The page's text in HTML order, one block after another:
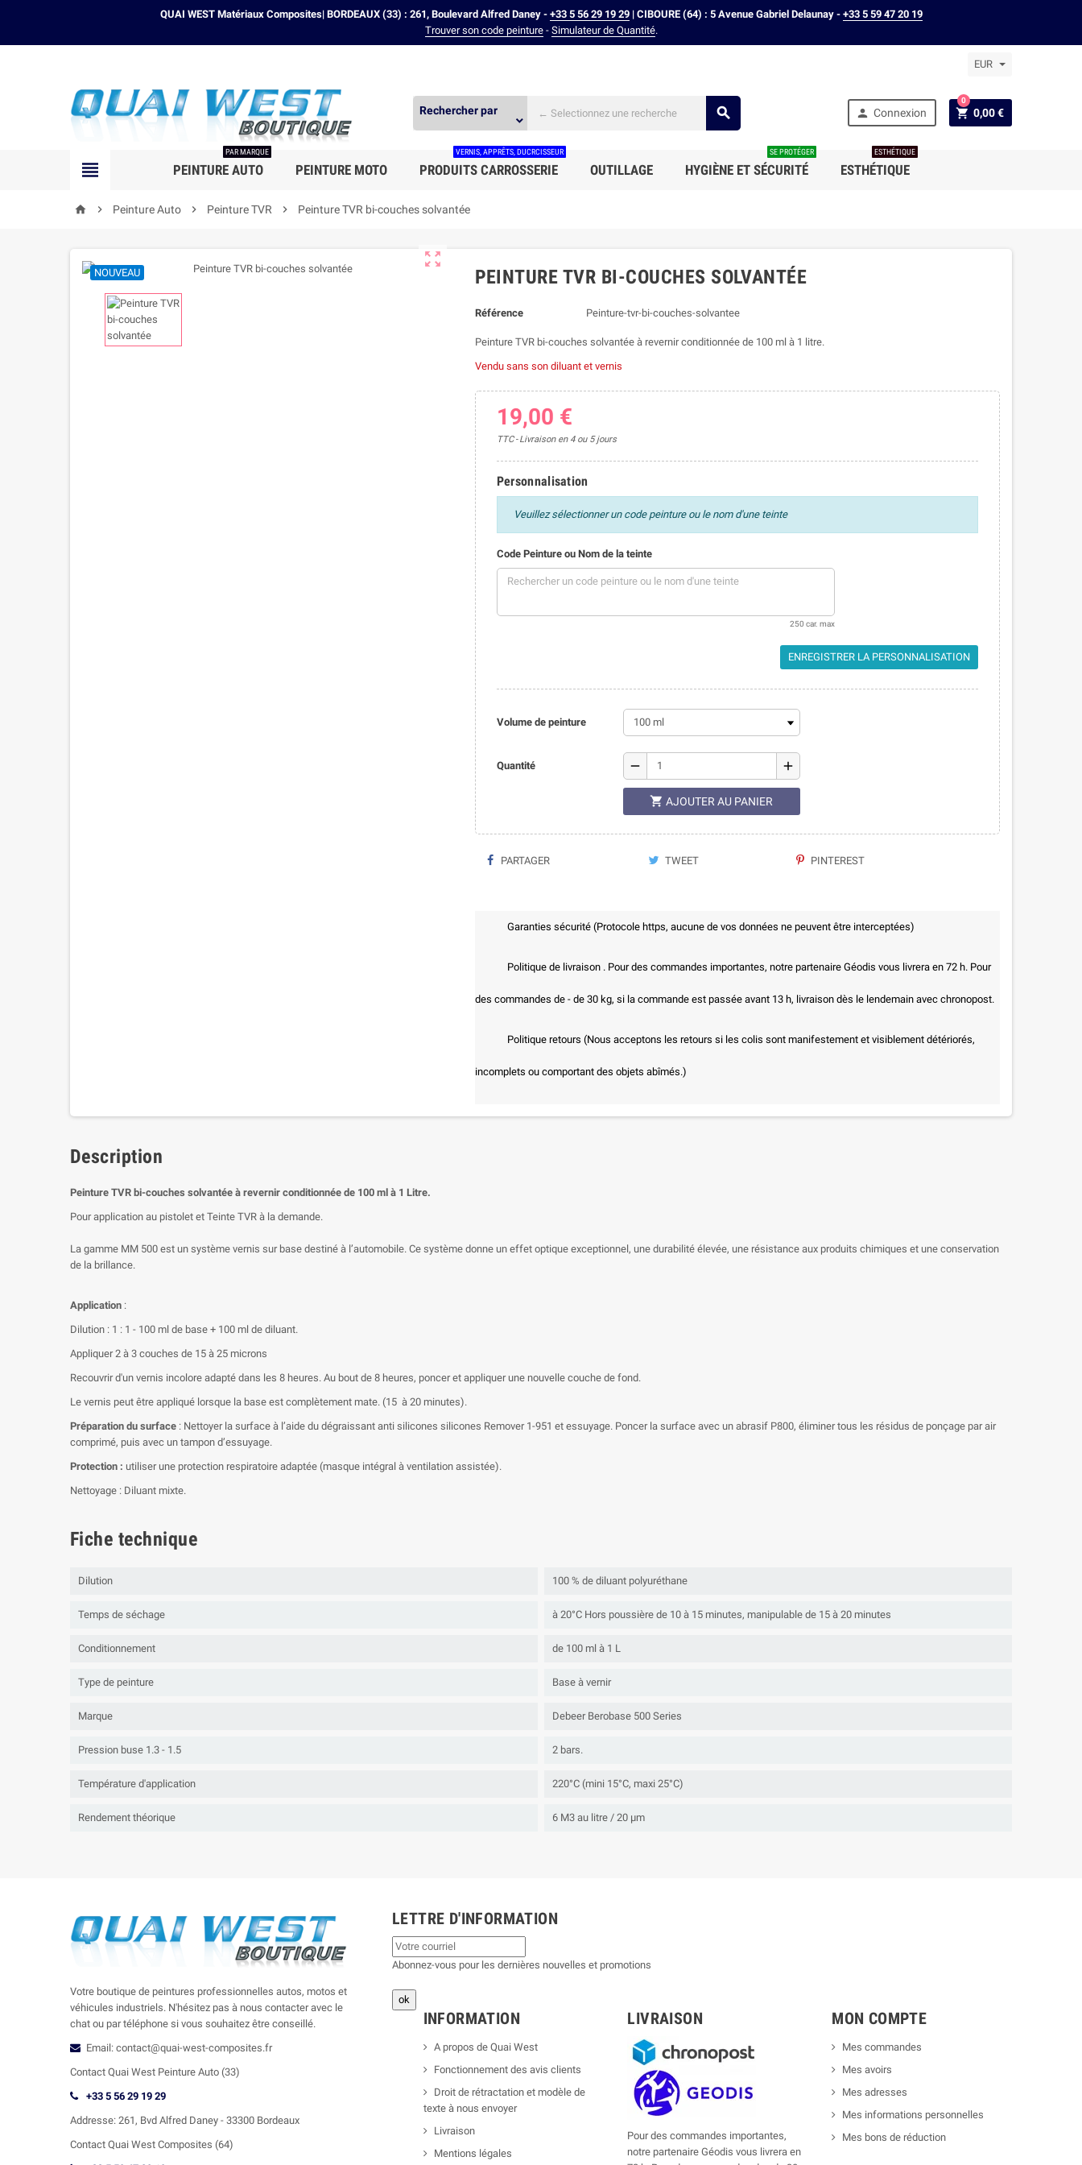
QUAI WEST Matériaux Composites| BORDEAUX (33) : 261, Boulevard Alfred Daney - +33 5 56 29 19 29| CIBOURE (64) : 5 Avenue Gabriel Delaunay - +33 5 59 47 20 19
Trouver son code peinture- Simulateur de Quantité.
EUR
Rechercher par
expand_more
  Connexion  0,00 €
0
 PEINTURE AUTO
PAR MARQUE
PEINTURE MOTO PRODUITS CARROSSERIE
VERNIS, APPRÊTS, DUCRCISSEUR
OUTILLAGE HYGIÈNE ET SÉCURITÉ
SE PROTÉGER
ESTHÉTIQUE
ESTHÉTIQUE
home  Peinture Auto  Peinture TVR  Peinture TVR bi-couches solvantée

NOUVEAU PEINTURE TVR BI-COUCHES SOLVANTÉE
Référence Peinture-tvr-bi-couches-solvantee
Peinture TVR bi-couches solvantée à revernir conditionnée de 100 ml à 1 litre.
Vendu sans son diluant et vernis
19,00 €
TTC Livraison en 4 ou 5 jours
Personnalisation
Veuillez sélectionner un code peinture ou le nom d'une teinte
Code Peinture ou Nom de la teinte
250 car. max
ENREGISTRER LA PERSONNALISATION
Volume de peinture
Quantité remove add
 AJOUTER AU PANIER
PARTAGER TWEET PINTEREST
Garanties sécurité (Protocole https, aucune de vos données ne peuvent être interceptées)
Politique de livraison . Pour des commandes importantes, notre partenaire Géodis vous livrera en 72 h. Pour
des commandes de - de 30 kg, si la commande est passée avant 13 h, livraison dès le lendemain avec chronopost.
Politique retours (Nous acceptons les retours si les colis sont manifestement et visiblement détériorés,
incomplets ou comportant des objets abîmés.)
Description
Peinture TVR bi-couches solvantée à revernir conditionnée de 100 ml à 1 Litre.
Pour application au pistolet et Teinte TVR à la demande.
La gamme MM 500 est un système vernis sur base destiné à l’automobile. Ce système donne un effet optique exceptionnel, une durabilité élevée, une résistance aux produits chimiques et une conservation
de la brillance.
Application :
Dilution : 1 : 1 - 100 ml de base + 100 ml de diluant.
Appliquer 2 à 3 couches de 15 à 25 microns
Recouvrir d'un vernis incolore adapté dans les 8 heures. Au bout de 8 heures, poncer et appliquer une nouvelle couche de fond.
Le vernis peut être appliqué lorsque la base est complètement mate. (15 à 20 minutes).
Préparation du surface : Nettoyer la surface à l’aide du dégraissant anti silicones silicones Remover 1-951 et essuyage. Poncer la surface avec un abrasif P800, éliminer tous les résidus de ponçage par air
comprimé, puis avec un tampon d’essuyage.
Protection : utiliser une protection respiratoire adaptée (masque intégral à ventilation assistée).
Nettoyage : Diluant mixte.
Fiche technique
Dilution 100 % de diluant polyuréthane
Temps de séchage à 20°C Hors poussière de 10 à 15 minutes, manipulable de 15 à 20 minutes
Conditionnement de 100 ml à 1 L
Type de peinture Base à vernir
Marque Debeer Berobase 500 Series
Pression buse 1.3 - 1.5 2 bars.
Température d'application 220°C (mini 15°C, maxi 25°C)
Rendement théorique 6 M3 au litre / 20 µm
Votre boutique de peintures professionnelles autos, motos et
véhicules industriels. N'hésitez pas à nous contacter avec le
chat ou par téléphone si vous souhaitez être conseillé.
Email: contact@quai-west-composites.fr
Contact Quai West Peinture Auto (33)
+33 5 56 29 19 29
Addresse: 261, Bvd Alfred Daney - 33300 Bordeaux
Contact Quai West Composites (64)
LETTRE D'INFORMATION
Abonnez-vous pour les dernières nouvelles et promotions
INFORMATION
A propos de Quai West
Fonctionnement des avis clients
Droit de rétractation et modèle de
texte à nous envoyer
Livraison
Mentions légales
LIVRAISON
Pour des commandes importantes,
notre partenaire Géodis vous livrera en
MON COMPTE
Mes commandes
Mes avoirs
Mes adresses
Mes informations personnelles
Mes bons de réduction